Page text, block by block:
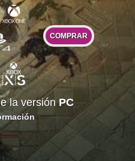
COMPRAR
la versiónPC